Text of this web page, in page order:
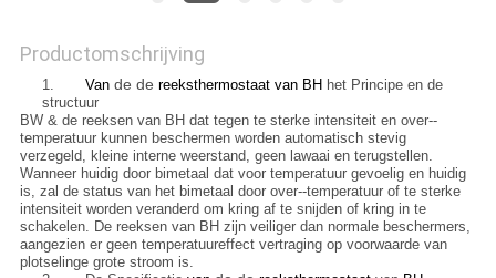
Productomschrijving
1. Vande de reeksthermostaat van BH het Principe en de
structuur
BW & de reeksen van BH dat tegen te sterke intensiteit en over--
temperatuur kunnen beschermen worden automatisch stevig
verzegeld, kleine interne weerstand, geen lawaai en terugstellen.
Wanneer huidig door bimetaal dat voor temperatuur gevoelig en huidig
is, zal de status van het bimetaal door over--temperatuur of te sterke
intensiteit worden veranderd om kring af te snijden of kring in te
schakelen. De reeksen van BH zijn veiliger dan normale beschermers,
aangezien er geen temperatuureffect vertraging op voorwaarde van
plotselinge grote stroom is.